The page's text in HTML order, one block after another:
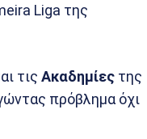
Liga της
τις Ακαδημίες της
πρόβλημα όχι